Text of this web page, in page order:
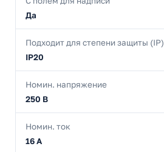
Да
Подходит для степени защиты (IP)
IP20
Номин. напряжение
250 В
Номин. ток
16 А